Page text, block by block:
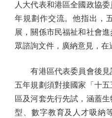
人大代表和港區全國政協
年規劃作交流。他指出，
展，關係市民福祉和社會
眾諮詢文件，廣納意見，在
有港區代表委員會後見
五年規劃須對接國家「十
區及河套先行先試，涵蓋
型、數字教育及人才吸納